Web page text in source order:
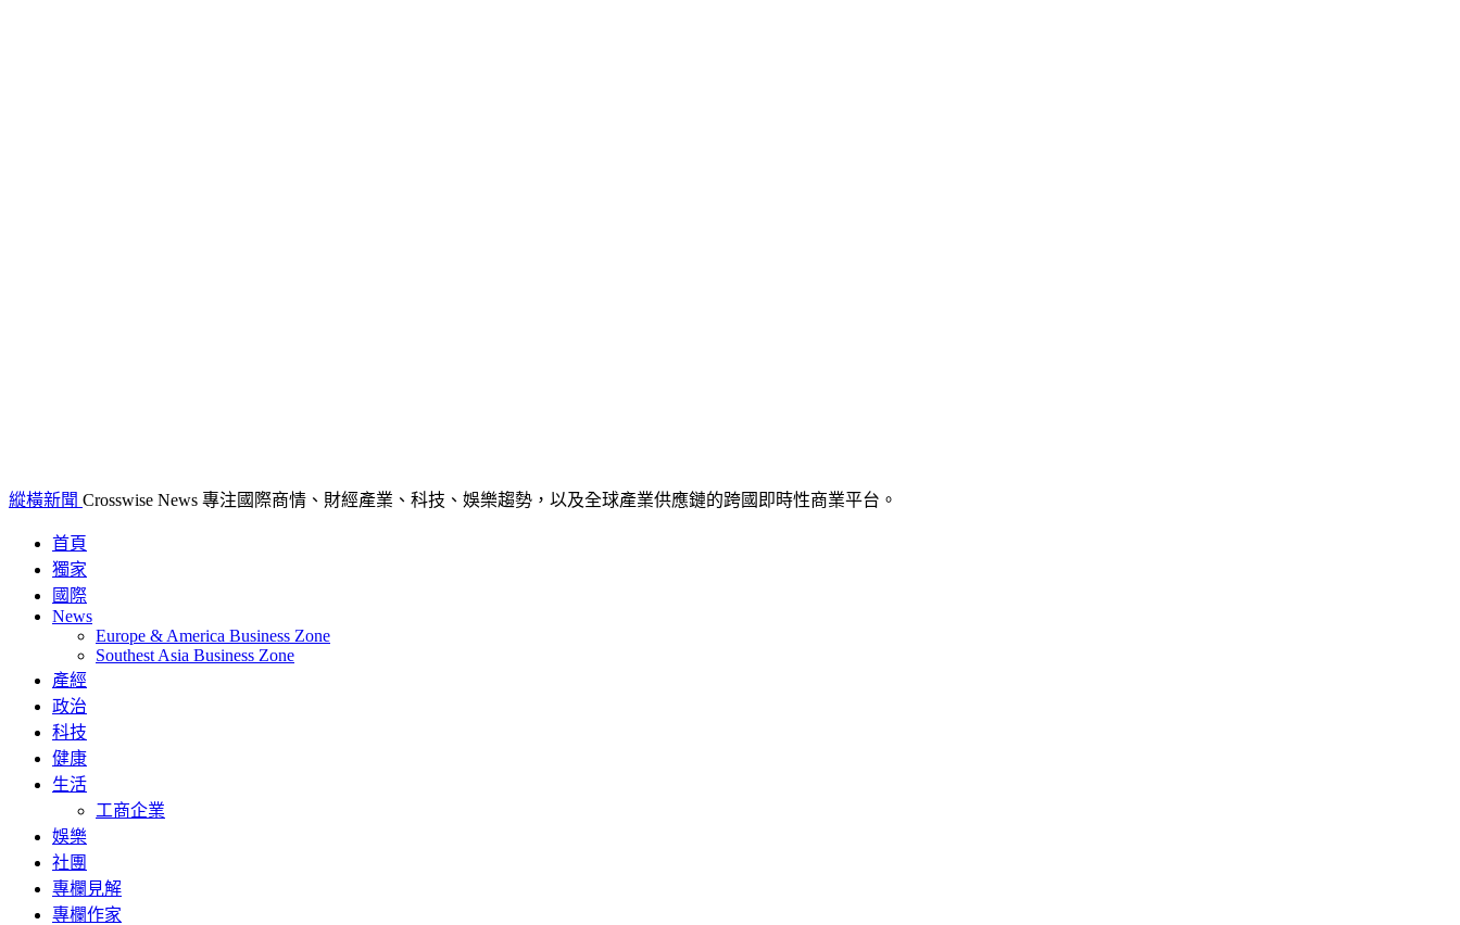
縱橫新聞 Crosswise News 專注國際商情、財經產業、科技、娛樂趨勢，以及全球產業供應鏈的跨國即時性商業平台。
首頁
獨家
國際
News
Europe & America Business Zone
Southest Asia Business Zone
產經
政治
科技
健康
生活
工商企業
娛樂
社團
專欄見解
專欄作家